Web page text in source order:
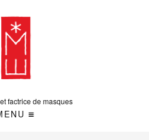
factrice de masques